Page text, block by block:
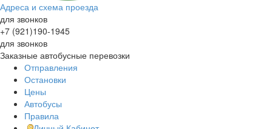
Адреса и схема проезда
для звонков
+7 (921)190-1945
для звонков
Заказные автобусные перевозки
Отправления
Остановки
Цены
Автобусы
Правила